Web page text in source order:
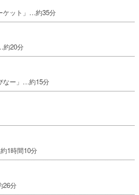
ケット」…約35分
約20分
なー」…約15分
1時間10分
26分